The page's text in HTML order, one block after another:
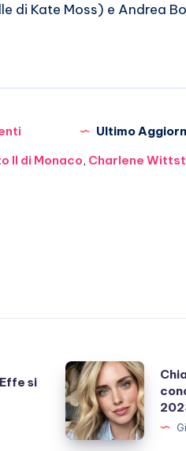
di Kate Moss) e Andrea
Ultimo
II di Monaco, Charlene
si
Chiara
Ferragni
co-
conduttrice